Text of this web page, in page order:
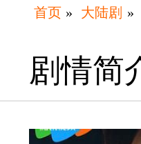
首页 » 大陆剧 »
剧情简